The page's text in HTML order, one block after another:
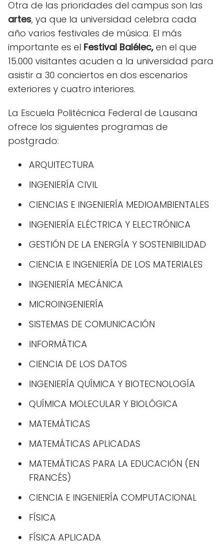
Otra de las prioridades del campus son las
artes, ya que la universidad celebra cada
año varios festivales de música. El más
importante es el Festival Balélec, en el que
15.000 visitantes acuden a la universidad para
asistir a 30 conciertos en dos escenarios
exteriores y cuatro interiores.
La Escuela Politécnica Federal de Lausana
ofrece los siguientes programas de
postgrado:
ARQUITECTURA
INGENIERÍA CIVIL
CIENCIAS E INGENIERÍA MEDIOAMBIENTALES
INGENIERÍA ELÉCTRICA Y ELECTRÓNICA
GESTIÓN DE LA ENERGÍA Y SOSTENIBILIDAD
CIENCIA E INGENIERÍA DE LOS MATERIALES
INGENIERÍA MECÁNICA
MICROINGENIERÍA
SISTEMAS DE COMUNICACIÓN
INFORMÁTICA
CIENCIA DE LOS DATOS
INGENIERÍA QUÍMICA Y BIOTECNOLOGÍA
QUÍMICA MOLECULAR Y BIOLÓGICA
MATEMÁTICAS
MATEMÁTICAS APLICADAS
MATEMÁTICAS PARA LA EDUCACIÓN (EN
FRANCÉS)
CIENCIA E INGENIERÍA COMPUTACIONAL
FÍSICA
FÍSICA APLICADA